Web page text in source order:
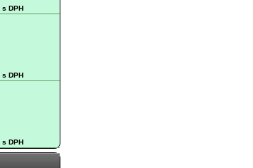
s DPH
s DPH
s DPH